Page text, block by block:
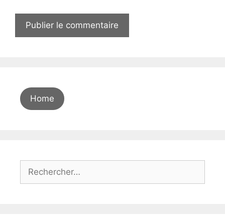
Home
Rechercher :